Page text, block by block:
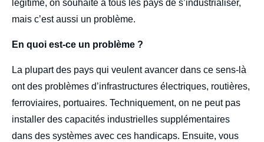
légitime, on souhaite à tous les pays de s’industrialiser,
mais c’est aussi un problème.
En quoi est-ce un problème ?
La plupart des pays qui veulent avancer dans ce sens-là
ont des problèmes d’infrastructures électriques, routières,
ferroviaires, portuaires. Techniquement, on ne peut pas
installer des capacités industrielles supplémentaires
dans des systèmes avec ces handicaps. Ensuite, vous